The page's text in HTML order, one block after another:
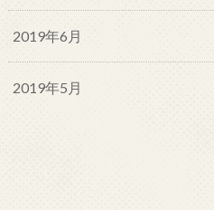
2019年6月
2019年5月